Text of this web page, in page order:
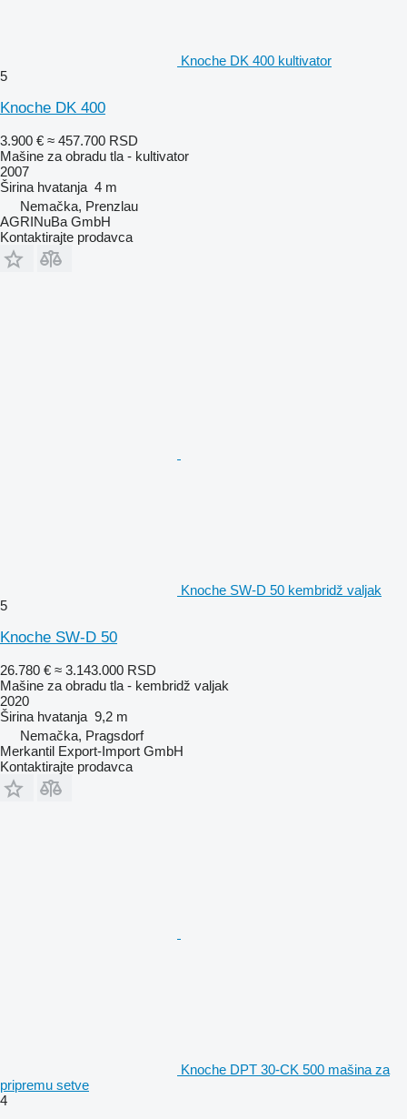
Knoche DK 400 kultivator
5
Knoche DK 400
3.900 € ≈ 457.700 RSD
Mašine za obradu tla - kultivator
2007
Širina hvatanja 4 m
Nemačka, Prenzlau
AGRINuBa GmbH
Kontaktirajte prodavca
Knoche SW-D 50 kembridž valjak
5
Knoche SW-D 50
26.780 € ≈ 3.143.000 RSD
Mašine za obradu tla - kembridž valjak
2020
Širina hvatanja 9,2 m
Nemačka, Pragsdorf
Merkantil Export-Import GmbH
Kontaktirajte prodavca
Knoche DPT 30-CK 500 mašina za
pripremu setve
4